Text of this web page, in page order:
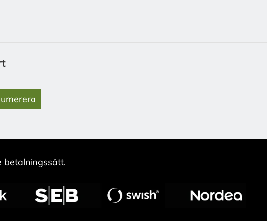
betalningssätt.